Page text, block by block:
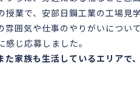
授業で、安部日鋼工業の工場
雰囲気や仕事のやりがいにつ
じ応募しました。
た家族も生活しているエリアで